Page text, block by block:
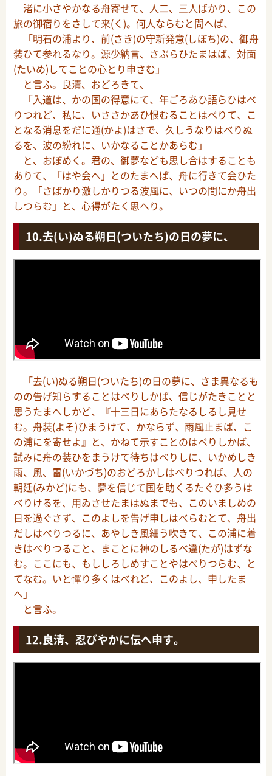
渚に小さやかなる舟寄せて、人二、三人ばかり、この
旅の御宿りをさして来(く)。何人ならむと問へば、
「明石の浦より、前(さき)の守新発意(しぼち)の、御舟
装ひて参れるなり。源少納言、さぶらひたまはば、対面
(たいめ)してことの心とり申さむ」
と言ふ。良清、おどろきて、
「入道は、かの国の得意にて、年ごろあひ語らひはべ
りつれど、私に、いささかあひ恨むることはべりて、こ
となる消息をだに通(かよ)はさで、久しうなりはべりぬ
るを、波の紛れに、いかなることかあらむ」
と、おぼめく。君の、御夢なども思し合はすることも
ありて、「はや会へ」とのたまへば、舟に行きて会ひた
り。「さばかり激しかりつる波風に、いつの間にか舟出
しつらむ」と、心得がたく思へり。
去(い)ぬる朔日(ついたち)の日の夢に、
「去(い)ぬる朔日(ついたち)の日の夢に、さま異なるも
のの告げ知らすることはべりしかば、信じがたきことと
思うたまへしかど、『十三日にあらたなるしるし見せ
む。舟装(よそ)ひまうけて、かならず、雨風止まば、こ
の浦にを寄せよ』と、かねて示すことのはべりしかば、
試みに舟の装ひをまうけて待ちはべりしに、いかめしき
雨、風、雷(いかづち)のおどろかしはべりつれば、人の
朝廷(みかど)にも、夢を信じて国を助くるたぐひ多うは
べりけるを、用ゐさせたまはぬまでも、このいましめの
日を過ぐさず、このよしを告げ申しはべらむとて、舟出
だしはべりつるに、あやしき風細う吹きて、この浦に着
きはべりつること、まことに神のしるべ違(たが)はずな
む。ここにも、もししろしめすことやはべりつらむ、と
てなむ。いと憚り多くはべれど、このよし、申したま
へ」
と言ふ。
良清、忍びやかに伝へ申す。